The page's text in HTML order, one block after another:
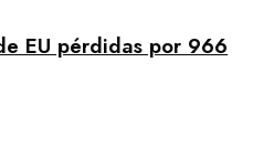
EU pérdidas por 966